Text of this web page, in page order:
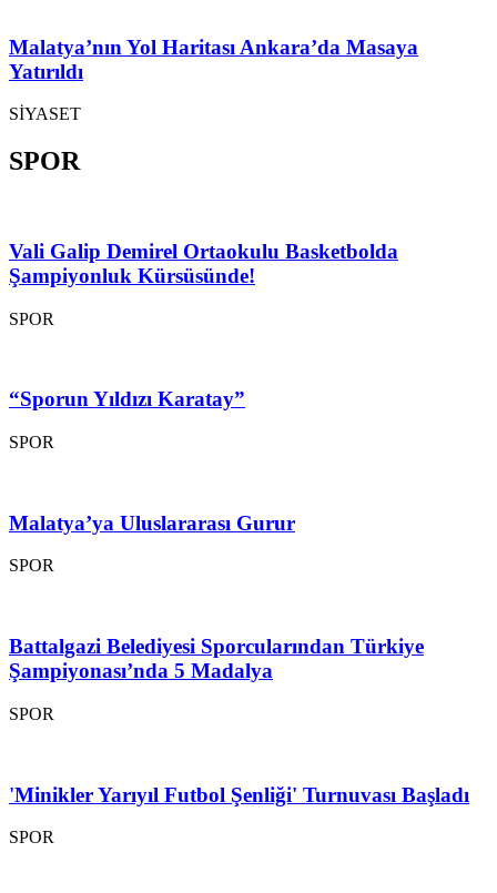
Malatya’nın Yol Haritası Ankara’da Masaya
Yatırıldı
SİYASET
SPOR
Vali Galip Demirel Ortaokulu Basketbolda
Şampiyonluk Kürsüsünde!
SPOR
“Sporun Yıldızı Karatay”
SPOR
Malatya’ya Uluslararası Gurur
SPOR
Battalgazi Belediyesi Sporcularından Türkiye
Şampiyonası’nda 5 Madalya
SPOR
'Minikler Yarıyıl Futbol Şenliği' Turnuvası Başladı
SPOR